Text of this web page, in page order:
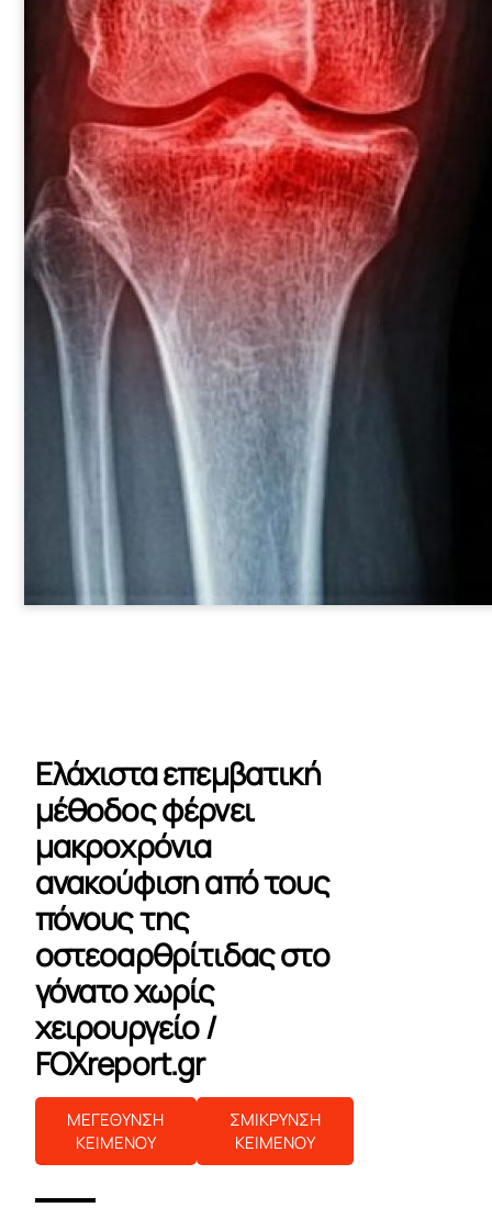
Ελάχιστα επεμβατική
μέθοδος φέρνει
μακροχρόνια
ανακούφιση από τους
πόνους της
οστεοαρθρίτιδας στο
γόνατο χωρίς
χειρουργείο /
FOXreport.gr
ΜΕΓΕΘΥΝΣΗ
ΚΕΙΜΕΝΟΥ
ΣΜΙΚΡΥΝΣΗ
ΚΕΙΜΕΝΟΥ